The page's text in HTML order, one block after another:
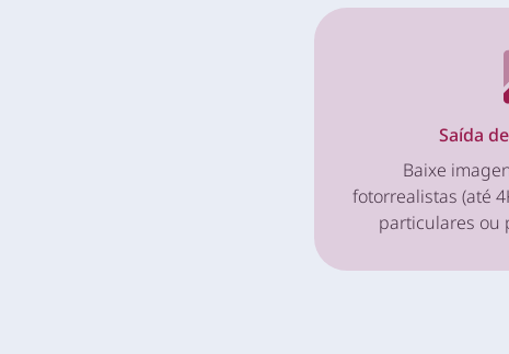
Saída
Baixe
fotorrealistas (até
particulares ou